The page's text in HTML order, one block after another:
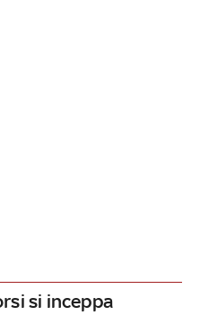
si inceppa